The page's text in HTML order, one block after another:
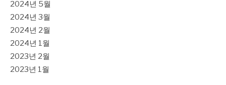
2024년 5월
2024년 3월
2024년 2월
2024년 1월
2023년 2월
2023년 1월